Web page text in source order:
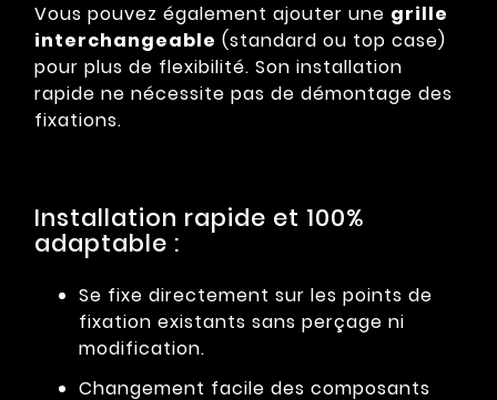
Vous pouvez également ajouter une grille
interchangeable (standard ou top case)
pour plus de flexibilité. Son installation
rapide ne nécessite pas de démontage des
fixations.
Installation rapide et 100%
adaptable :
Se fixe directement sur les points de
fixation existants sans perçage ni
modification.
Changement facile des composants